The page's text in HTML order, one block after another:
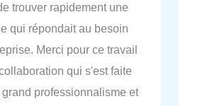
trouver rapidement une
qui répondait au besoin
Merci pour ce travail
qui s'est faite
professionnalisme et